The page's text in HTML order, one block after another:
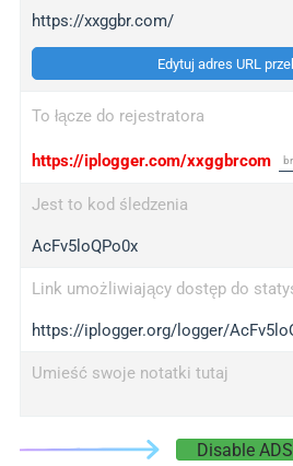
https://xxggbr.com/
Edytuj adres URL
To łącze do rejestratora
https://iplogger.com/xxggbrcom
Jest to kod śledzenia
AcFv5loQPo0x
Link umożliwiający dostęp do
https://iplogger.org/logger/
Umieść swoje notatki tutaj
Disable ADS